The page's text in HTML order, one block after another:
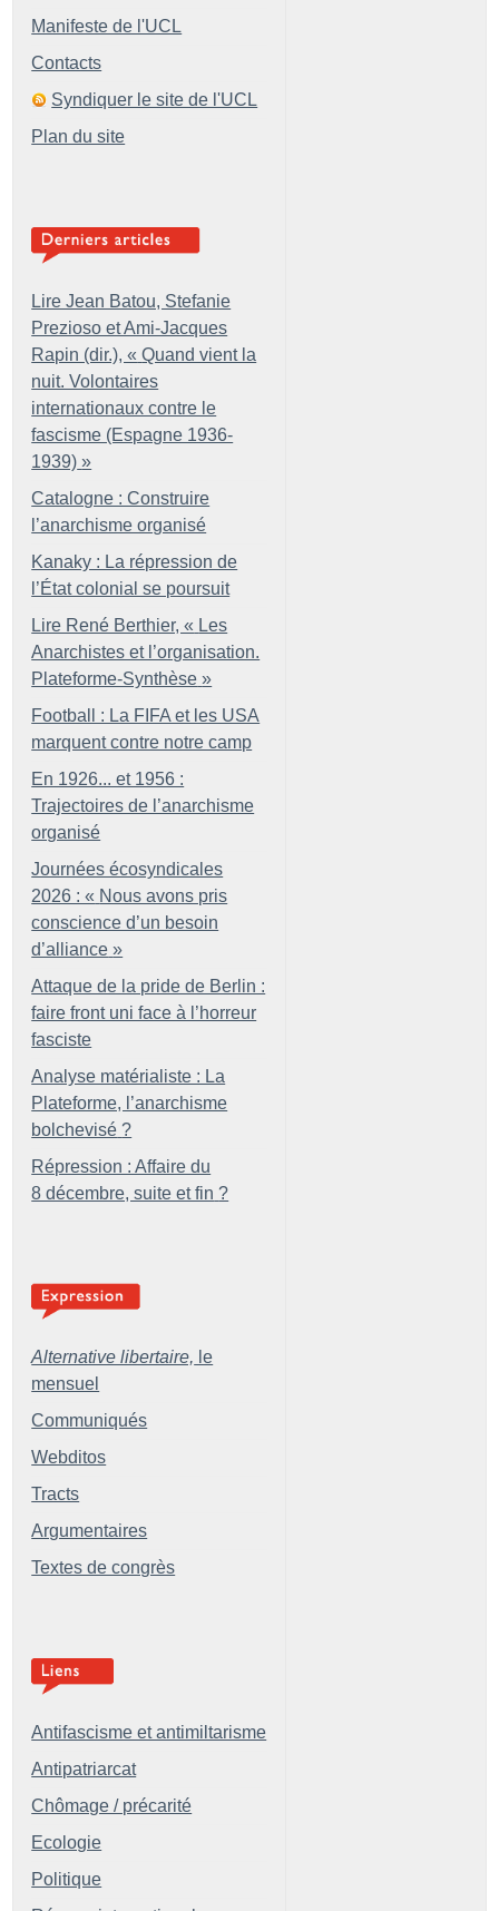
Manifeste de l'UCL
Contacts
Syndiquer le site de l'UCL
Plan du site
Lire Jean Batou, Stefanie
Prezioso et Ami-Jacques
Rapin (dir.), « Quand vient la
nuit. Volontaires
internationaux contre le
fascisme (Espagne 1936-
1939) »
Catalogne : Construire
l’anarchisme organisé
Kanaky : La répression de
l’État colonial se poursuit
Lire René Berthier, « Les
Anarchistes et l’organisation.
Plateforme-Synthèse »
Football : La FIFA et les USA
marquent contre notre camp
En 1926... et 1956 :
Trajectoires de l’anarchisme
organisé
Journées écosyndicales
2026 : « Nous avons pris
conscience d’un besoin
d’alliance »
Attaque de la pride de Berlin :
faire front uni face à l’horreur
fasciste
Analyse matérialiste : La
Plateforme, l’anarchisme
bolchevisé ?
Répression : Affaire du
8 décembre, suite et fin ?
Alternative libertaire, le
mensuel
Communiqués
Webditos
Tracts
Argumentaires
Textes de congrès
Antifascisme et antimiltarisme
Antipatriarcat
Chômage / précarité
Ecologie
Politique